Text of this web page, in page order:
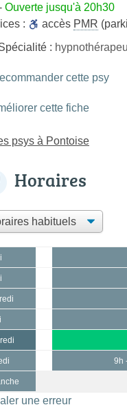
Ouverte jusqu'à 20h30
:
accès PMR
:
cette psy
cette fiche
psys à Pontoise
Horaires
9h
une erreur